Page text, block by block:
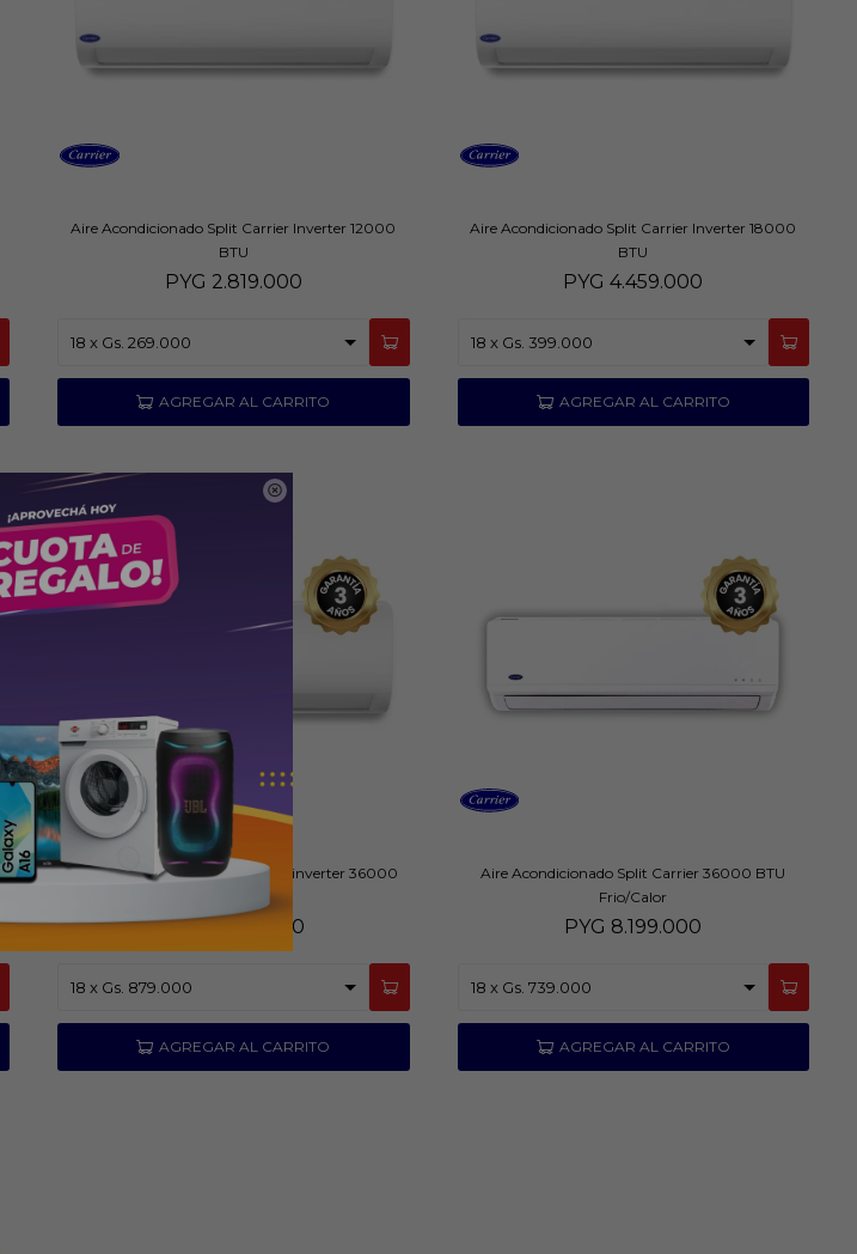

Aire Acondicionado Split Carrier Inverter 12000
BTU
PYG 2.819.000
Aire Acondicionado Split Carrier Inverter 18000
BTU
PYG 4.459.000
Aire Acondicionado Split Carrier inverter 36000
PYG 9.909.000
Aire Acondicionado Split Carrier 36000 BTU
Frio/Calor
PYG 8.199.000